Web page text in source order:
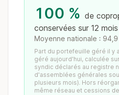
100 % de
conservées sur 12 mois
Moyenne nationale : 94,9
Part du portefeuille géré il y
géré aujourd'hui, calculée
syndic déclarés au registre
d'assemblées générales
plusieurs mois). Hors
même réseau et cessions